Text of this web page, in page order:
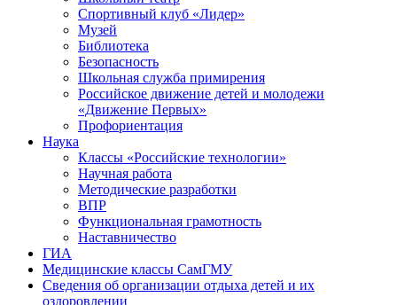
Спортивный клуб «Лидер»
Музей
Библиотека
Безопасность
Школьная служба примирения
Российское движение детей и молодежи
«Движение Первых»
Профориентация
Наука
Классы «Российские технологии»
Научная работа
Методические разработки
ВПР
Функциональная грамотность
Наставничество
ГИА
Медицинские классы СамГМУ
Сведения об организации отдыха детей и их
оздоровлении